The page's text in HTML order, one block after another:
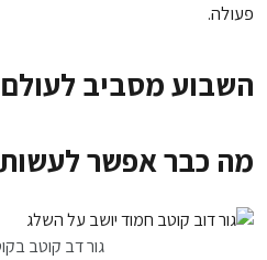
פעולה.
השבוע מסביב לעולם
מה כבר אפשר לעשות היום
גור דב קוטב